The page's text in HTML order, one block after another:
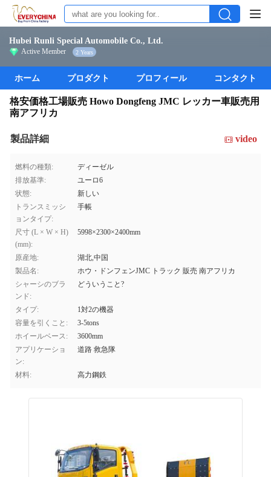
Hubei Runli Special Automobile Co., Ltd.
Active Member 2 Years
ホーム プロダクト プロフィール コンタクト
格安価格工場販売 Howo Dongfeng JMC レッカー車販売用
南アフリカ
製品詳細 video
燃料の種類:
ディーゼル
排放基準:
ユーロ6
状態:
新しい
トランスミッシ
ョンタイプ:
手帳
尺寸 (L × W × H)
(mm):
5998×2300×2400mm
原産地:
湖北,中国
製品名:
ホウ・ドンフェンJMC トラック 販売 南アフリカ
シャーシのブラ
ンド:
どういうこと?
タイプ:
1対2の機器
容量を引くこと:
3-5tons
ホイールベース:
3600mm
アプリケーショ
ン:
道路 救急隊
材料: 高力鋼鉄